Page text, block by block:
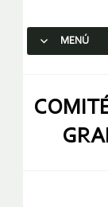
MENÚ